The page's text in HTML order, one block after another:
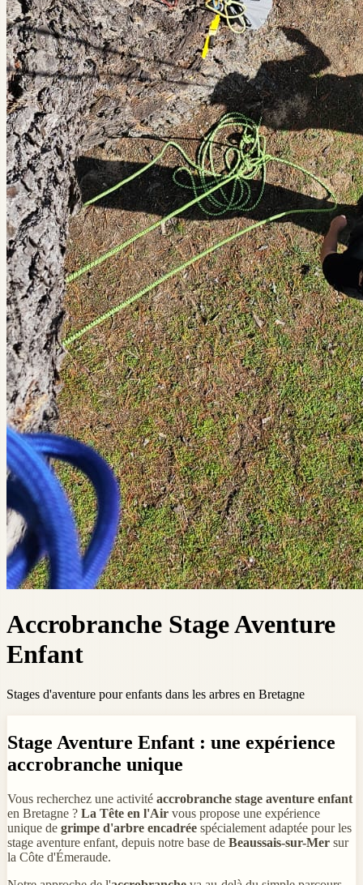
Accrobranche Stage Aventure
Enfant
Stages d'aventure pour enfants dans les arbres en Bretagne
Stage Aventure Enfant : une expérience
accrobranche unique
Vous recherchez une activité accrobranche stage aventure enfant
en Bretagne ? La Tête en l'Air vous propose une expérience
unique de grimpe d'arbre encadrée spécialement adaptée pour les
stage aventure enfant, depuis notre base de Beaussais-sur-Mer sur
la Côte d'Émeraude.